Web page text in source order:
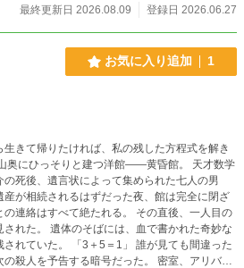
ンが逃げるようにマンションから出て行く姿を
ように逃げ出した。
最終更新日 2026.08.09
登録日 2026.06.27
お気に入り追加 1
生きて帰りたければ、私の残した方程式を解き
の死後、遺言状によって集められた七人の男
産が相続されるはずだった夜、館は完全に閉ざ
はすべて絶たれる。 その直後、一人目の
、血で書かれた奇妙な
＋5＝1」 誰が見ても間違った
人を予告する暗号だった。 密室、アリバ